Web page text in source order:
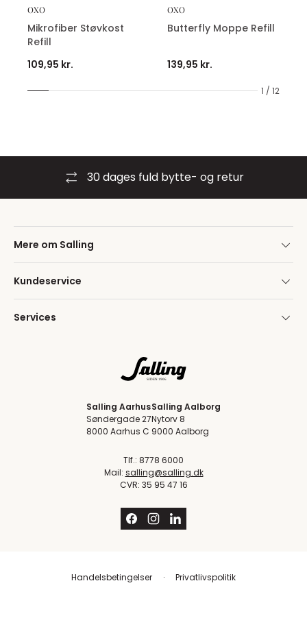
1 / 12
OXO
Mikrofiber Støvkost
Refill
109,95 kr.
OXO
Butterfly Moppe Refill
139,95 kr.
30 dages fuld bytte- og retur
Mere om Salling
Kundeservice
Services
Salling Aarhus
Søndergade 27
8000 Aarhus C
Salling Aalborg
Nytorv 8
9000 Aalborg
Tlf.: 8778 6000
Mail: salling@salling.dk
CVR: 35 95 47 16
Handelsbetingelser Privatlivspolitik